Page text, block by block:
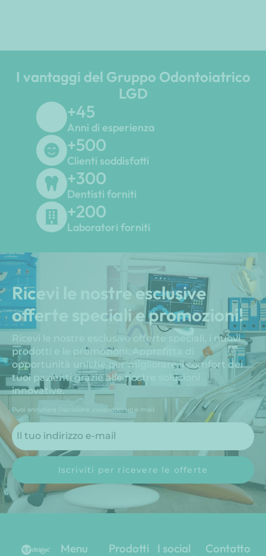
I vantaggi del Gruppo Odontoiatrico
LGD
+45
Anni di esperienza
+500
Clienti soddisfatti
+300
Dentisti forniti
+200
Laboratori forniti
Ricevi le nostre esclusive
offerte speciali e promozioni!
Ricevi le nostre esclusive offerte speciali, i nuovi
prodotti e le promozioni. Approfitta di
opportunità uniche per migliorare il comfort dei
tuoi pazienti grazie alle nostre soluzioni
innovative.
Puoi annullare l’iscrizione inviandoci un’e-mail.
Iscriviti per ricevere le offerte
Menu Prodotti I social Contatto